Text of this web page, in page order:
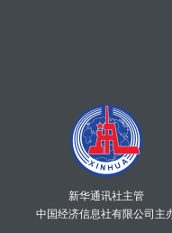
新华通讯社主管
中国经济信息社有限公司主